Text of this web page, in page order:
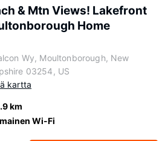
& Mtn Views! Lakefront
Home
Wy, Moultonborough, New
03254, US
kartta
km
Wi-Fi